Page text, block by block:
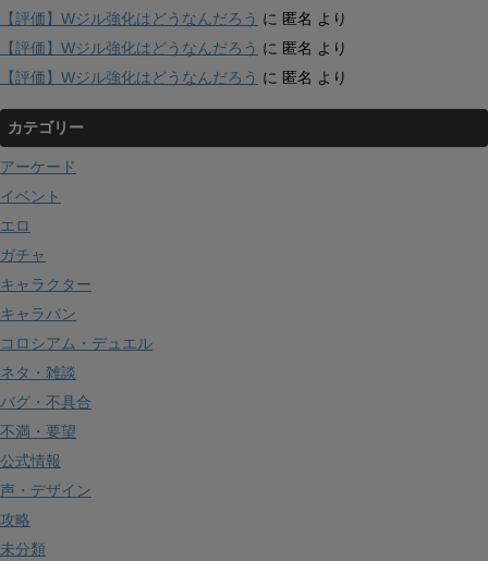
【評価】Wジル強化はどうなんだろう に 匿名 より
【評価】Wジル強化はどうなんだろう に 匿名 より
【評価】Wジル強化はどうなんだろう に 匿名 より
カテゴリー
アーケード
イベント
エロ
ガチャ
キャラクター
キャラバン
コロシアム・デュエル
ネタ・雑談
バグ・不具合
不満・要望
公式情報
声・デザイン
攻略
未分類